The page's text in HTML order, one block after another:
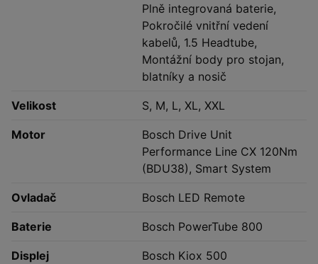
Plně integrovaná baterie,
Pokročilé vnitřní vedení
kabelů, 1.5 Headtube,
Montážní body pro stojan,
blatníky a nosič
Velikost S, M, L, XL, XXL
Motor
Bosch Drive Unit
Performance Line CX 120Nm
(BDU38), Smart System
Ovladač Bosch LED Remote
Baterie Bosch PowerTube 800
Displej Bosch Kiox 500